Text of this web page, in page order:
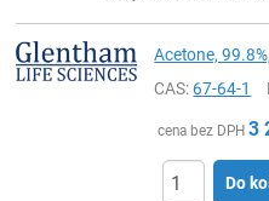
Acetone,
CAS:67-64-1
cena bez DPH 3
Do